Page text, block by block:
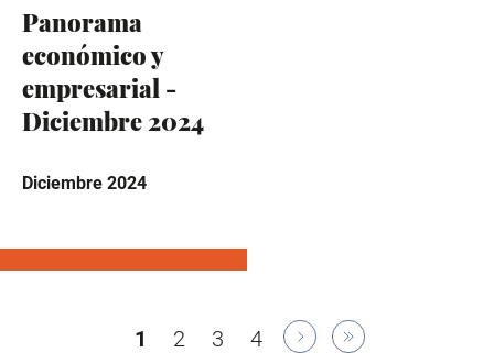
Panorama
económico y
empresarial -
Diciembre 2024
Diciembre 2024
Página
1 Página
2 Página
3 Página
4